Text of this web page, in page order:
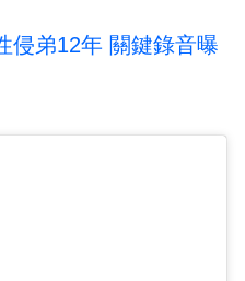
侵弟12年 關鍵錄音曝